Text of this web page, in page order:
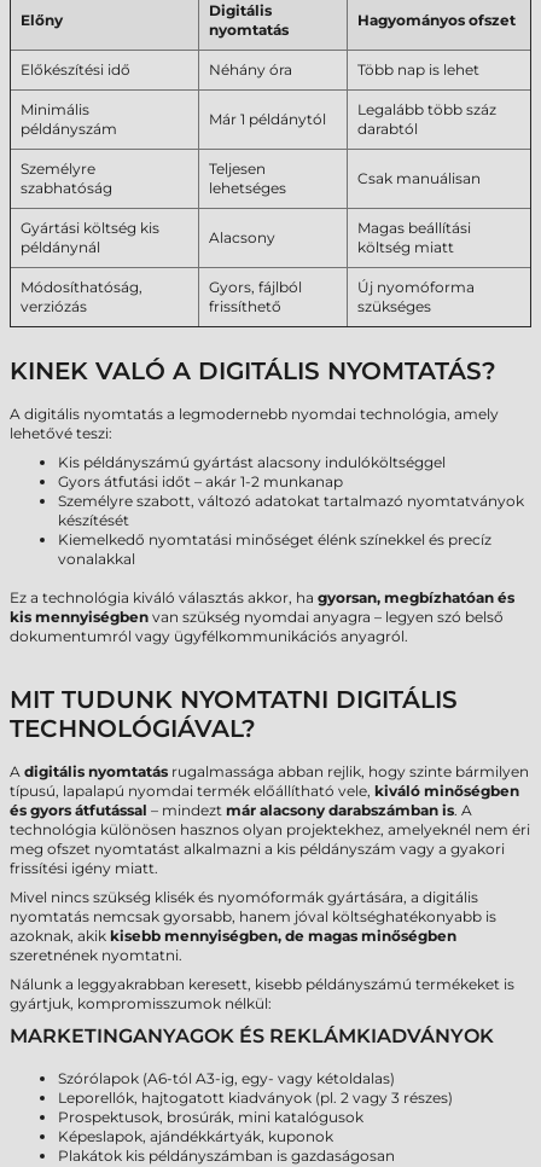
Előny
Digitális
nyomtatás
Hagyományos ofszet
Előkészítési idő Néhány óra Több nap is lehet
Minimális
példányszám
Már 1 példánytól
Legalább több száz
darabtól
Személyre
szabhatóság
Teljesen
lehetséges
Csak manuálisan
Gyártási költség kis
példánynál
Alacsony
Magas beállítási
költség miatt
Módosíthatóság,
verziózás
Gyors, fájlból
frissíthető
Új nyomóforma
szükséges
KINEK VALÓ A DIGITÁLIS NYOMTATÁS?
A digitális nyomtatás a legmodernebb nyomdai technológia, amely
lehetővé teszi:
Kis példányszámú gyártást alacsony indulóköltséggel
Gyors átfutási időt – akár 1-2 munkanap
Személyre szabott, változó adatokat tartalmazó nyomtatványok
készítését
Kiemelkedő nyomtatási minőséget élénk színekkel és precíz
vonalakkal
Ez a technológia kiváló választás akkor, ha gyorsan, megbízhatóan és
kis mennyiségben van szükség nyomdai anyagra – legyen szó belső
dokumentumról vagy ügyfélkommunikációs anyagról.
MIT TUDUNK NYOMTATNI DIGITÁLIS
TECHNOLÓGIÁVAL?
A digitális nyomtatás rugalmassága abban rejlik, hogy szinte bármilyen
típusú, lapalapú nyomdai termék előállítható vele, kiváló minőségben
és gyors átfutással – mindezt már alacsony darabszámban is. A
technológia különösen hasznos olyan projektekhez, amelyeknél nem éri
meg ofszet nyomtatást alkalmazni a kis példányszám vagy a gyakori
frissítési igény miatt.
Mivel nincs szükség klisék és nyomóformák gyártására, a digitális
nyomtatás nemcsak gyorsabb, hanem jóval költséghatékonyabb is
azoknak, akik kisebb mennyiségben, de magas minőségben
szeretnének nyomtatni.
Nálunk a leggyakrabban keresett, kisebb példányszámú termékeket is
gyártjuk, kompromisszumok nélkül:
MARKETINGANYAGOK ÉS REKLÁMKIADVÁNYOK
Szórólapok (A6-tól A3-ig, egy- vagy kétoldalas)
Leporellók, hajtogatott kiadványok (pl. 2 vagy 3 részes)
Prospektusok, brosúrák, mini katalógusok
Képeslapok, ajándékkártyák, kuponok
Plakátok kis példányszámban is gazdaságosan